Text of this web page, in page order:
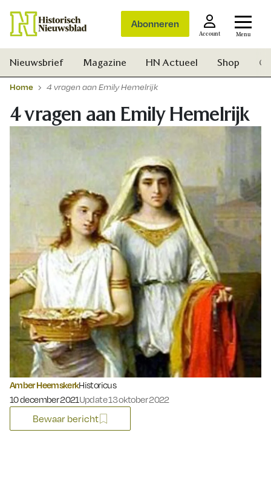
Abonneren
Account Menu
Zoek
Nieuwsbrief Magazine HN Actueel Shop
Home 4 vragen aan Emily Hemelrijk
4 vragen aan Emily Hemelrijk
Amber HeemskerkHistoricus
Gepubliceerd op:
10 december 2021Update 13 oktober 2022
Bewaar bericht